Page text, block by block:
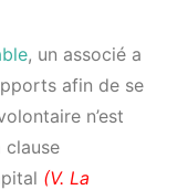
, un associé a
afin de se
n’est
clause
(V. La